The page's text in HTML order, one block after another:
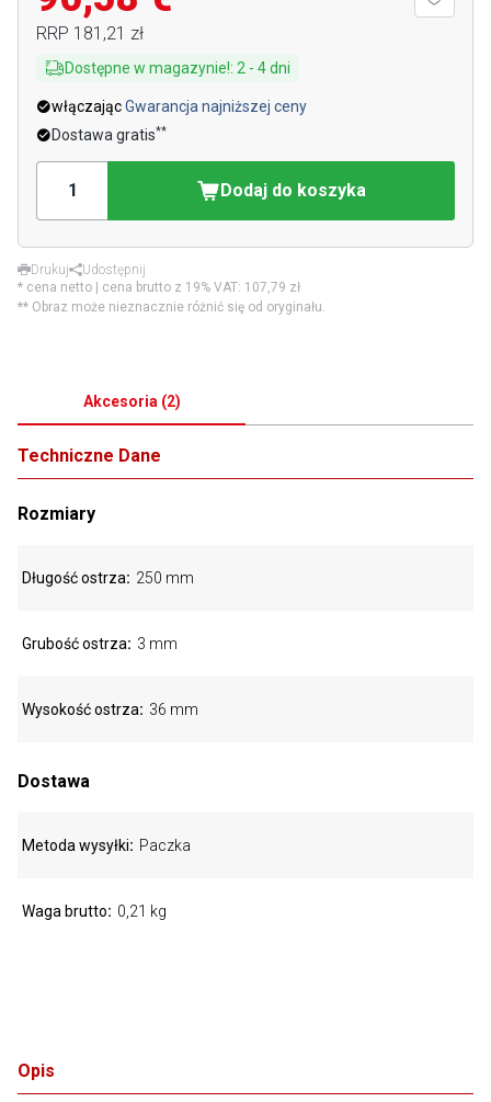
RRP 181,21 zł
Dostępne w magazynie!: 2 - 4dni
włączającGwarancja najniższej ceny
Dostawa gratis**
Dodaj do koszyka
Drukuj
Udostępnij
* cena netto | cena brutto z 19% VAT: 107,79 zł
** Obraz może nieznacznie różnić się od oryginału.
Akcesoria (2)
Opis
Techniczne Dane
Rozmiary
Długość ostrza 250 mm
Grubość ostrza 3 mm
Wysokość ostrza 36 mm
Dostawa
Metoda wysyłki Paczka
Waga brutto 0,21 kg